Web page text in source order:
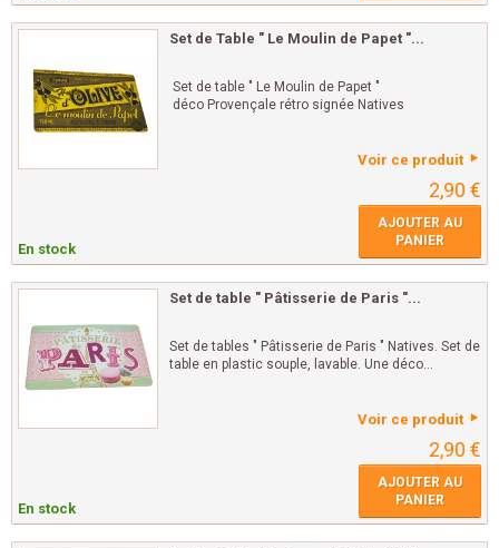
Set de Table " Le Moulin de Papet "...
Set de table " Le Moulin de Papet "
déco Provençale rétro signée Natives
Voir ce produit
2,90 €
En stock
AJOUTER AU
PANIER
Set de table " Pâtisserie de Paris "...
Set de tables " Pâtisserie de Paris " Natives. Set de
table en plastic souple, lavable. Une déco...
Voir ce produit
2,90 €
En stock
AJOUTER AU
PANIER